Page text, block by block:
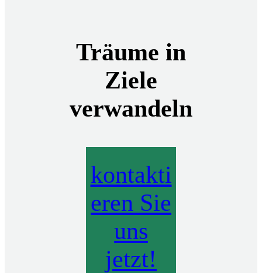
Träume in
Ziele
verwandeln
kontakti
eren Sie
uns
jetzt!